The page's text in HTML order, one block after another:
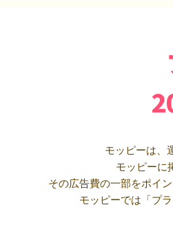
モッピーは、
モッピーに
その広告費の一部をポイ
モッピーでは「プ